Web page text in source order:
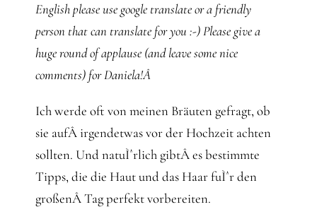
English please use google translate or a friendly
person that can translate for you :-) Please give a
huge round of applause (and leave some nice
comments) for Daniela!Â
Ich werde oft von meinen Bräuten gefragt, ob
sie aufÂ irgendetwas vor der Hochzeit achten
sollten. Und natuÌˆrlich gibtÂ es bestimmte
Tipps, die die Haut und das Haar fuÌˆr den
großenÂ Tag perfekt vorbereiten.